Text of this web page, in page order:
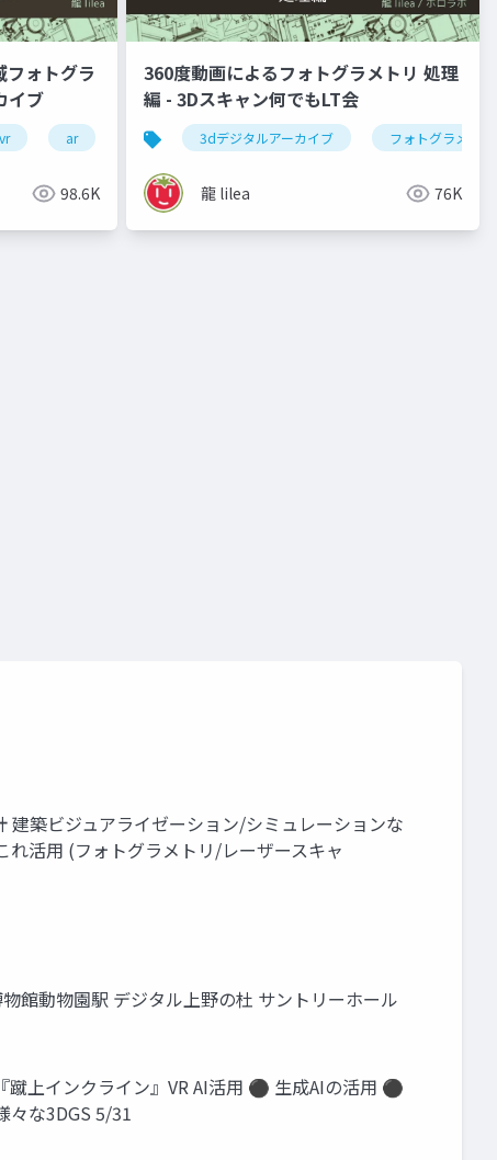
フォトグラ
イブ
vr ar 3dデジタルアーカイブ
98.6K
360度動画によるフォトグラメトリ 処理
編 - 3Dスキャン何でもLT会
3dデジタルアーカイブ フォトグラメトリ
龍 lilea 76K
築ビジュアライゼーション/シミュレーションな
活用 (フォトグラメトリ/レーザースキャ
館動物園駅 デジタル上野の杜 サントリーホール
上インクライン』VR AI活用 ⚫ 生成AIの活用 ⚫
々な3DGS 5/31